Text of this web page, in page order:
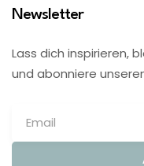
Newsletter
Lass dich inspirieren,
und abonniere